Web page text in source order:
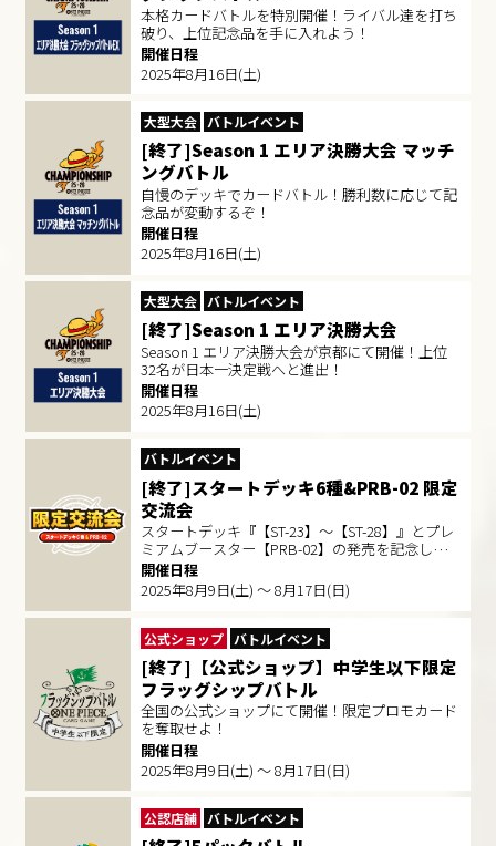
本格カードバトルを特別開催！ライバル達を打ち
破り、上位記念品を手に入れよう！
開催日程
2025年8月16日(土)
大型大会 バトルイベント
[終了]Season 1 エリア決勝大会 マッチ
ングバトル
自慢のデッキでカードバトル！勝利数に応じて記
念品が変動するぞ！
開催日程
2025年8月16日(土)
大型大会 バトルイベント
[終了]Season 1 エリア決勝大会
Season 1 エリア決勝大会が京都にて開催！上位
32名が日本一決定戦へと進出！
開催日程
2025年8月16日(土)
バトルイベント
[終了]スタートデッキ6種&PRB-02 限定
交流会
スタートデッキ『【ST-23】～【ST-28】』とプレ
ミアムブースター【PRB-02】の発売を記念した
イベントに参加しよう!!
開催日程
2025年8月9日(土) ～ 8月17日(日)
公式ショップ バトルイベント
[終了]【公式ショップ】中学生以下限定
フラッグシップバトル
全国の公式ショップにて開催！限定プロモカード
を奪取せよ！
開催日程
2025年8月9日(土) ～ 8月17日(日)
公認店舗 バトルイベント